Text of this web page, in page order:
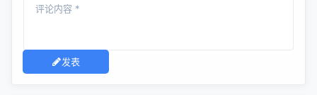
发表